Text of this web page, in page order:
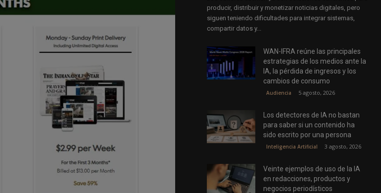
producir, distribuir y monetizar noticias digitales, pero
siguen teniendo dificultades para integrar sistemas,
compartir datos y...
WAN-IFRA reúne las principales
estrategias de los medios ante la
IA, la pérdida de ingresos y los
cambios de consumo
Audiencia 5 agosto, 2026
Los detectores de IA no bastan
para saber si un contenido ha
sido escrito por una persona
Inteligencia Artificial 3 agosto, 2026
Veinte ejemplos de uso de la IA
en redacciones, productos y
negocios periodísticos